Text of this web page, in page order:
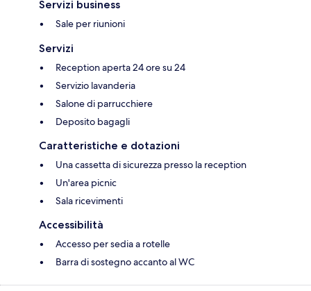
Servizi business
Sale per riunioni
Servizi
Reception aperta 24 ore su 24
Servizio lavanderia
Salone di parrucchiere
Deposito bagagli
Caratteristiche e dotazioni
Una cassetta di sicurezza presso la reception
Un'area picnic
Sala ricevimenti
Accessibilità
Accesso per sedia a rotelle
Barra di sostegno accanto al WC